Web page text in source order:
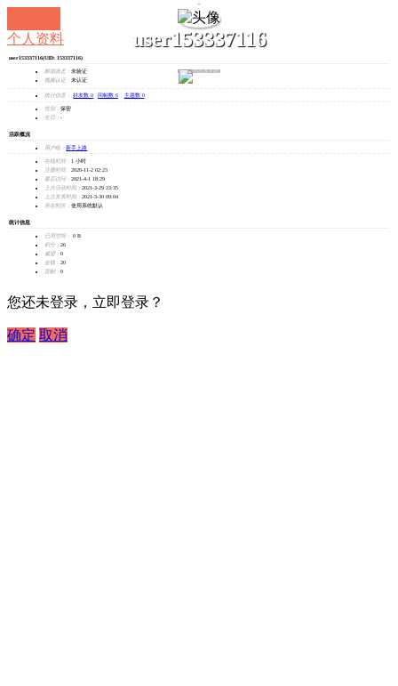
user153337116
发消息
个人资料
user153337116(UID: 153337116)
邮箱状态： 未验证
视频认证： 未认证
统计信息： 好友数 0 回帖数 6 主题数 0
性别： 保密
生日： -
活跃概况
用户组： 新手上路
在线时间： 1 小时
注册时间： 2020-11-2 02:23
最后访问： 2021-4-1 18:29
上次活动时间： 2021-3-29 23:35
上次发表时间： 2021-3-30 09:04
所在时区： 使用系统默认
统计信息
已用空间：
0 B
积分： 26
威望： 0
金钱： 20
贡献： 0
您还未登录，立即登录？
确定 取消